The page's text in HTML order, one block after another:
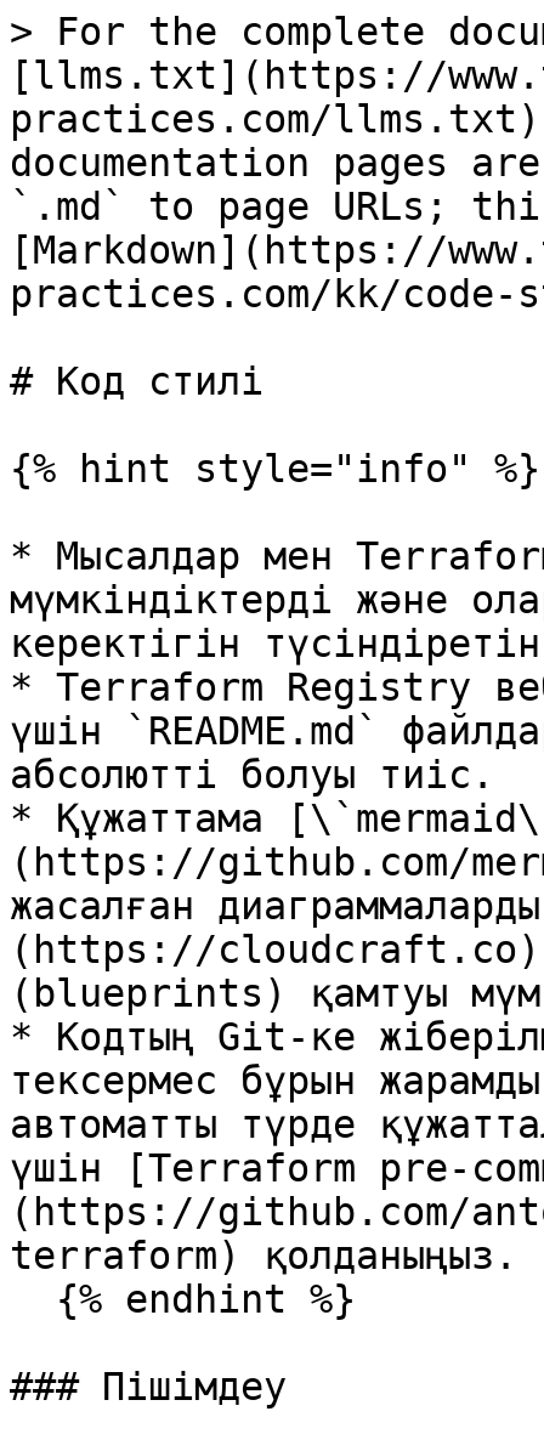
> For the complete
[llms.txt](https://
practices.com/
documentation pages
`.md` to page URLs;
[Markdown](https://
practices.com/kk/
# Код стилі
{% hint style="info" %}
* Мысалдар мен
мүмкіндіктерді және
керектігін
* Terraform Registry
үшін `README.md`
абсолютті болуы тиіс.
* Құжаттама
(https://github.com/
жасалған
(https://cloudcraft.co)
(blueprints) қамтуы
* Кодтың Git-ке
тексермес бұрын
автоматты түрде
үшін [Terraform pre-
(https://github.com/
terraform) қолданыңыз.
### Пішімдеу